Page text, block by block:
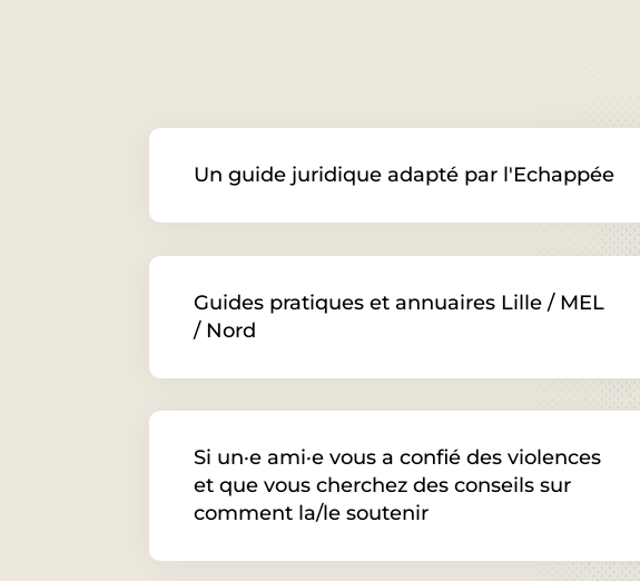
Un guide juridique adapté par l'Echappée
Guides pratiques et annuaires Lille / MEL
/ Nord
Si un·e ami·e vous a confié des violences
et que vous cherchez des conseils sur
comment la/le soutenir